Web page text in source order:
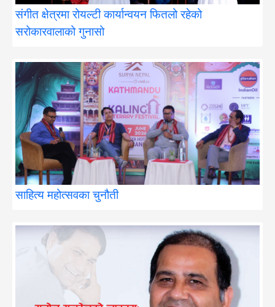
संगीत क्षेत्रमा रोयल्टी कार्यान्वयन फितलो रहेको
सरोकारवालाको गुनासो
साहित्य महोत्सवका चुनौती